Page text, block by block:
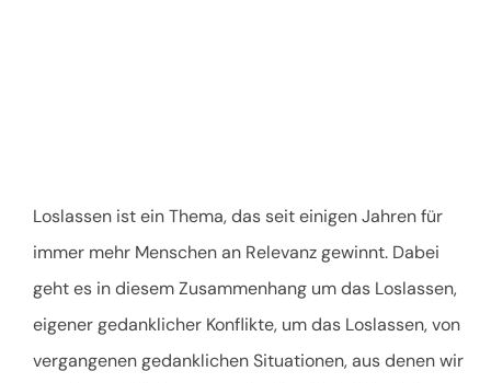
Loslassen ist ein Thema, das seit einigen Jahren für
immer mehr Menschen an Relevanz gewinnt. Dabei
geht es in diesem Zusammenhang um das Loslassen,
eigener gedanklicher Konflikte, um das Loslassen, von
vergangenen gedanklichen Situationen, aus denen wir